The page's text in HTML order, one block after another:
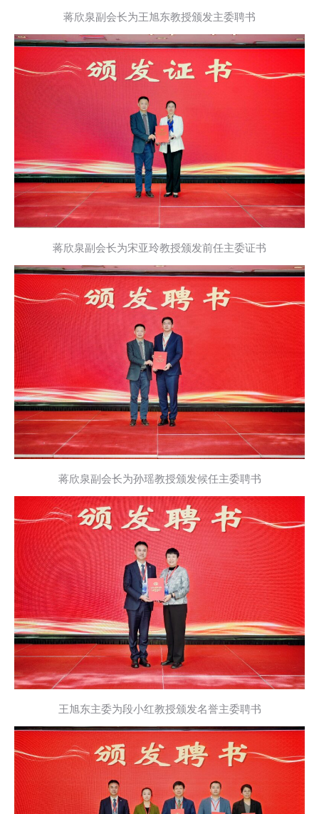
蒋欣泉副会长为王旭东教授颁发主委聘书
蒋欣泉副会长为宋亚玲教授颁发前任主委证书
蒋欣泉副会长为孙瑶教授颁发候任主委聘书
王旭东主委为段小红教授颁发名誉主委聘书